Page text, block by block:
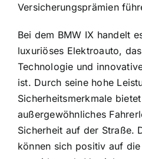
Versicherungsprämien
Bei dem BMW IX handelt
luxuriöses Elektroauto,
Technologie und
ist. Durch seine hohe
Sicherheitsmerkmale
außergewöhnliches
Sicherheit auf der Straße.
können sich positiv auf